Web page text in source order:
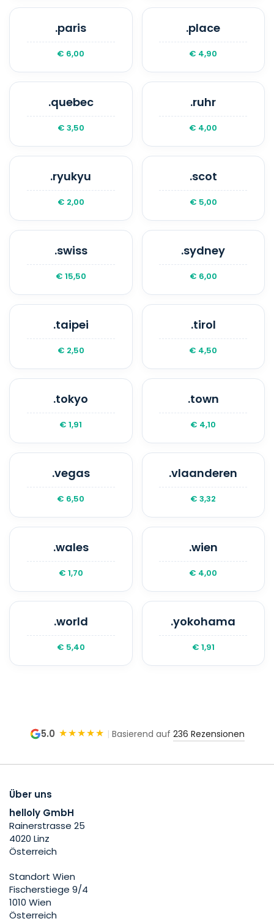
.paris
€ 6,00
.place
€ 4,90
.quebec
€ 3,50
.ruhr
€ 4,00
.ryukyu
€ 2,00
.scot
€ 5,00
.swiss
€ 15,50
.sydney
€ 6,00
.taipei
€ 2,50
.tirol
€ 4,50
.tokyo
€ 1,91
.town
€ 4,10
.vegas
€ 6,50
.vlaanderen
€ 3,32
.wales
€ 1,70
.wien
€ 4,00
.world
€ 5,40
.yokohama
€ 1,91
5.0 ★★★★★ | Basierend auf 236 Rezensionen
Über uns
helloly GmbH
Rainerstrasse 25
4020 Linz
Österreich
Standort Wien
Fischerstiege 9/4
1010 Wien
Österreich